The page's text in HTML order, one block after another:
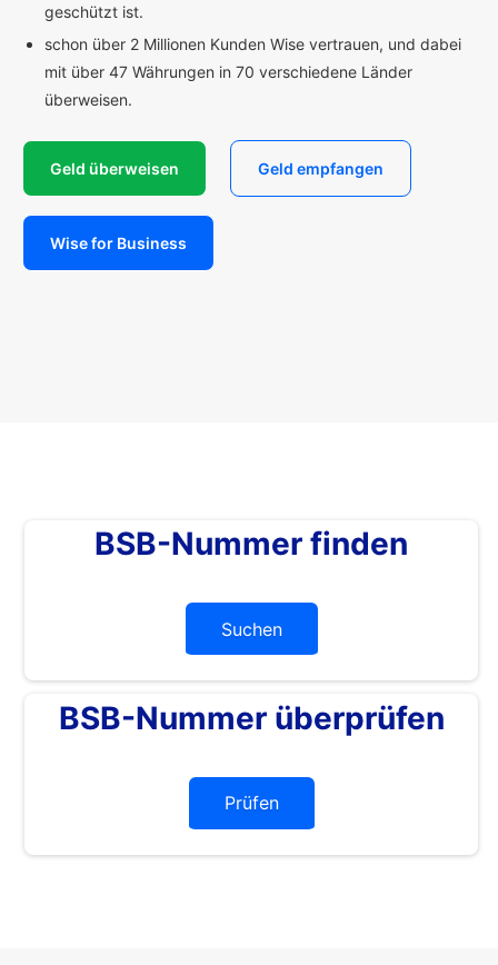
geschützt ist.
schon über 2 Millionen Kunden Wise vertrauen, und dabei
mit über 47 Währungen in 70 verschiedene Länder
überweisen.
Geld überweisen Geld empfangen
Wise for Business
BSB-Nummer finden
Suchen
BSB-Nummer überprüfen
Prüfen